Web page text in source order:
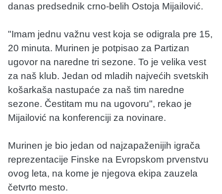
danas predsednik crno-belih Ostoja Mijailović.
"Imam jednu važnu vest koja se odigrala pre 15,
20 minuta. Murinen je potpisao za Partizan
ugovor na naredne tri sezone. To je velika vest
za naš klub. Jedan od mladih najvećih svetskih
košarkaša nastupaće za naš tim naredne
sezone. Čestitam mu na ugovoru", rekao je
Mijailović na konferenciji za novinare.
Murinen je bio jedan od najzapaženijih igrača
reprezentacije Finske na Evropskom prvenstvu
ovog leta, na kome je njegova ekipa zauzela
četvrto mesto.